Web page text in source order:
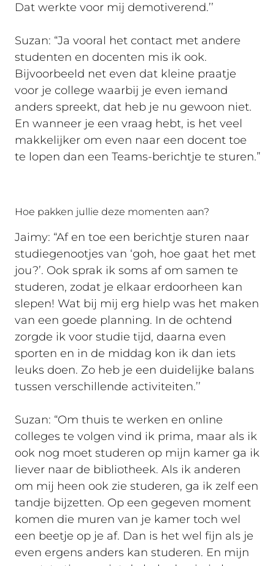
Dat werkte voor mij demotiverend.’’
Suzan: “Ja vooral het contact met andere
studenten en docenten mis ik ook.
Bijvoorbeeld net even dat kleine praatje
voor je college waarbij je even iemand
anders spreekt, dat heb je nu gewoon niet.
En wanneer je een vraag hebt, is het veel
makkelijker om even naar een docent toe
te lopen dan een Teams-berichtje te sturen.”
Hoe pakken jullie deze momenten aan?
Jaimy: “Af en toe een berichtje sturen naar
studiegenootjes van ‘goh, hoe gaat het met
jou?’. Ook sprak ik soms af om samen te
studeren, zodat je elkaar erdoorheen kan
slepen! Wat bij mij erg hielp was het maken
van een goede planning. In de ochtend
zorgde ik voor studie tijd, daarna even
sporten en in de middag kon ik dan iets
leuks doen. Zo heb je een duidelijke balans
tussen verschillende activiteiten.’’
Suzan: “Om thuis te werken en online
colleges te volgen vind ik prima, maar als ik
ook nog moet studeren op mijn kamer ga ik
liever naar de bibliotheek. Als ik anderen
om mij heen ook zie studeren, ga ik zelf een
tandje bijzetten. Op een gegeven moment
komen die muren van je kamer toch wel
een beetje op je af. Dan is het wel fijn als je
even ergens anders kan studeren. En mijn